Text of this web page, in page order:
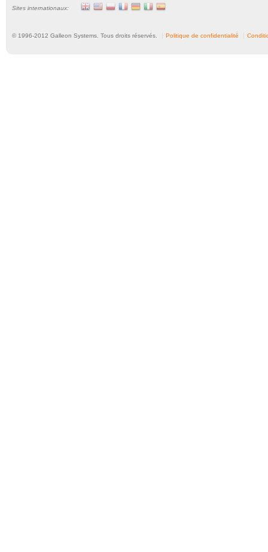
Sites internationaux:
© 1996-2012 Galleon Systems. Tous droits réservés. Politique de confidentialité